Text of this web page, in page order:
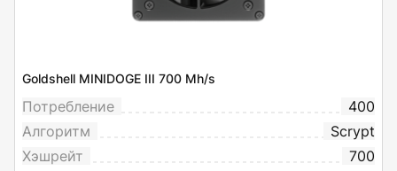
Goldshell MINIDOGE III 700 Mh/s
Потребление
400
Алгоритм
Scrypt
Хэшрейт
700